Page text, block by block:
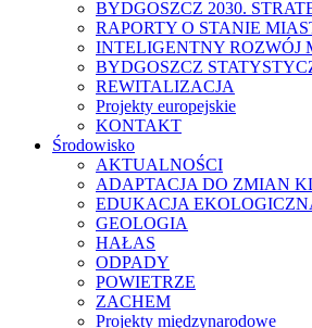
BYDGOSZCZ 2030.
RAPORTY O STANIE
INTELIGENTNY ROZWÓJ
BYDGOSZCZ
REWITALIZACJA
Projekty europejskie
KONTAKT
Środowisko
AKTUALNOŚCI
ADAPTACJA DO ZMIAN
EDUKACJA
GEOLOGIA
HAŁAS
ODPADY
POWIETRZE
ZACHEM
Projekty międzynarodowe